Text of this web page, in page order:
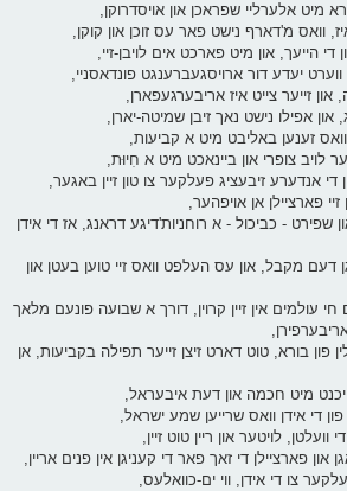
מיט אלערליי שפראכן און אויסדרוקן,
איז, וואס מ'דארף נישט פאר עס זוכן און קוקן,
די הייעך, און מיט פארכט אים לויבן-זיי,
ווערט יעדע דור ארויסגעברענגט פונדאסניי,
און זייער צייט איז אריבערגעפארן,
און אפילו נישט נאך זיבן שמיטה-יארן,
זענען באליבט מיט א קביעות,
צופרי און ביינאכט מיט א חִיוּת,
די אנדערע זיבעציג פעלקער צו טון זיין באגער,
זיי פארציילן אן אויפהער,
שפירט - כביכול - א רוחניות'דיגע דראנג, אז די אידן
דעם מקבל, און עס העלפט וואס זיי טוען בעטן און
חי עולמים אין זיין קרוין, דורך א שבועה פונעם מלאך
פון בורא, טוט דארט זיצן זייער תפילה בקביעות, אן
מיט חכמה און דעת איבעראל,
די אידן וואס שרייען שמע ישראל,
לויטער און ריין טוט זיין,
און פארציילן די זאך פאר די קעניגן אין פנים אריין,
צו די אידן, ווי ים-כוואלעס,